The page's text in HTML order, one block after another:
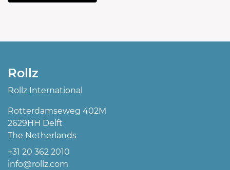
Rollz
Rollz International
Rotterdamseweg 402M
2629HH Delft
The Netherlands
+31 20 362 2010
info@rollz.com